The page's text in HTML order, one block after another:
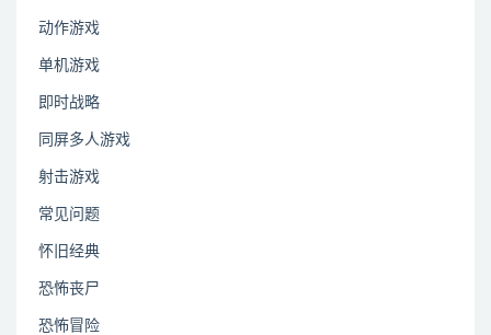
动作游戏
单机游戏
即时战略
同屏多人游戏
射击游戏
常见问题
怀旧经典
恐怖丧尸
恐怖冒险